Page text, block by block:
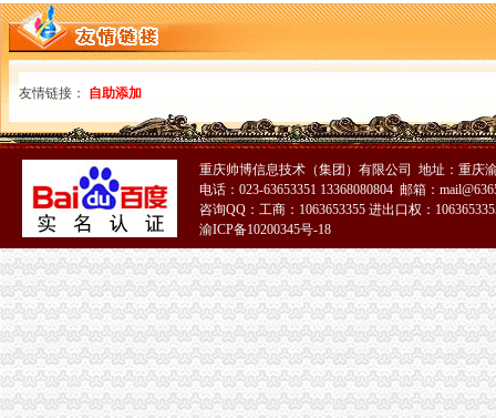
请推荐重庆有实力的进出口贸易公司_重庆汽车论坛_XCAR爱卡汽车俱
重庆江沙进出口公司,重庆市沙坪坝区天星桥
出口许可证
2013年出口许可证管理货物目录公布-搜狐滚动
注册出口贸易公司
如何快速注册上海自贸区进出口贸易公司-其他-上海商家-上海人
自有公司2012年自贸区注册进出口贸易公司转让非中介_商务服务_厦
如何注册外贸公司
【外贸公司注册】-安庆易登网
免费代办宁波公司注册,工艺品公司,电子商务、外贸公司注册-阿里
外贸公司注册流程
2017深圳外贸公司注册流程及费用一览_深圳创业网中小微企业创业服
【供应宁波外贸公司注册流程】-生意地
外贸公司注册资金
【福永工商注册|公司名称注册|公司注册资金|外贸公司注册】厂家,
公司注册外贸公司注册流程-广州58同城
外贸公司注册条件
友情链接： 自助添加
重庆帅博信息技术（集团）有限公司 地址：重庆
电话：023-63653351 13368080804 邮箱：
咨询QQ：工商：1063653355 进出口权：
渝ICP备10200345号-18